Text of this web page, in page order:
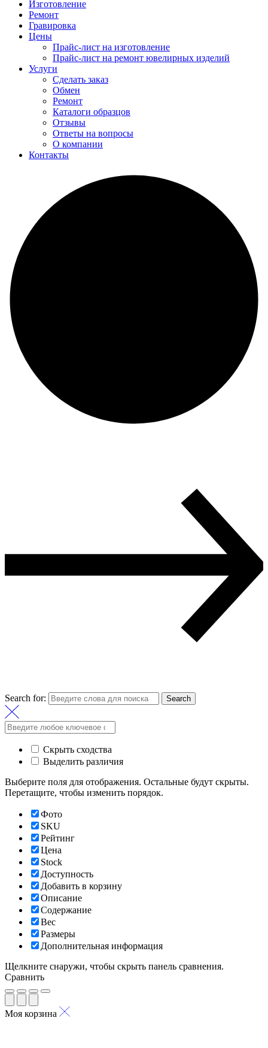
Изготовление
Ремонт
Гравировка
Цены
Прайс-лист на изготовление
Прайс-лист на ремонт ювелирных изделий
Услуги
Сделать заказ
Обмен
Ремонт
Каталоги образцов
Отзывы
Ответы на вопросы
О компании
Контакты
Search for: Search
Скрыть сходства
Выделить различия
Выберите поля для отображения. Остальные будут скрыты.
Перетащите, чтобы изменить порядок.
Фото
SKU
Рейтинг
Цена
Stock
Доступность
Добавить в корзину
Описание
Содержание
Вес
Размеры
Дополнительная информация
Щелкните снаружи, чтобы скрыть панель сравнения.
Сравнить
Моя корзина